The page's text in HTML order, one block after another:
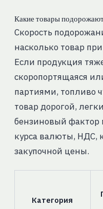
Какие товары
Скорость
насколько товар
Если продукция
скоропортящаяся
партиями, топливо
товар дорогой,
бензиновый фактор
курса валюты, НДС,
закупочной цены.
Категория